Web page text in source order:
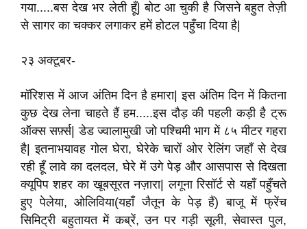
गया.....बस देख भर लेती हूँ| बोट आ चुकी है जिसने बहुत तेज़ी
से सागर का चक्कर लगाकर हमें होटल पहुँचा दिया है|
२३ अक्टूबर-
मॉरिशस में आज अंतिम दिन है हमारा| इस अंतिम दिन में कितना
कुछ देख लेना चाहते हैं हम.....इस दौड़ की पहली कड़ी है ट्रू
ऑक्स सर्फ़्स| डेड ज्वालामुखी जो पश्चिमी भाग में ८५ मीटर गहरा
है| इतनाभयावह गोल घेरा, घेरेके चारों ओर रेलिंग जहाँ से देख
रही हूँ लावे का दलदल, घेरे में उगे पेड़ और आसपास से दिखता
क्यूपिप शहर का खूबसूरत नज़ारा| लगूना रिसॉर्ट से यहाँ पहुँचते
हुए पेलेया, ओलिविया(यहाँ जैतून के पेड़ हैं) बाजू में फ्रेंच
सिमिट्री बहुतायत में कब्रें, उन पर गड़ी सूली, सेवास्त पुल,